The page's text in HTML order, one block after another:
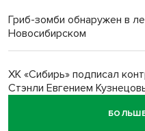
Гриб-зомби обнаружен в
Новосибирском
ХК «Сибирь» подписал
Стэнли Евгением